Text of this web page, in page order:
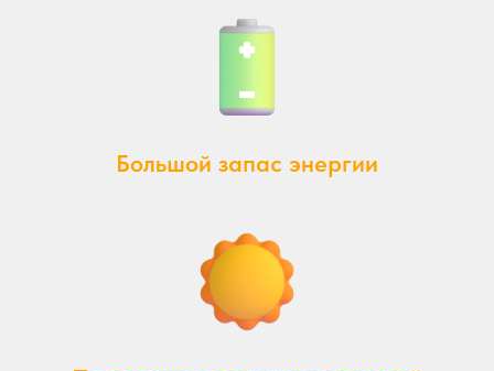
Большой запас энергии